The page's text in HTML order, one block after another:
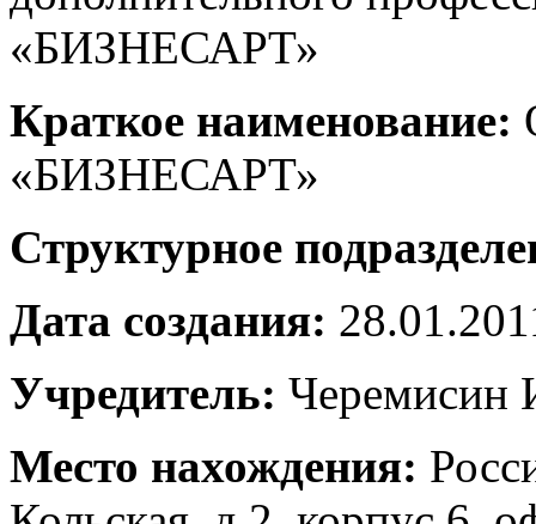
«БИЗНЕСАРТ»
Краткое наименование:
«БИЗНЕСАРТ»
Структурное
Дата создания:
Учредитель: Черемисин
Место нахождения: